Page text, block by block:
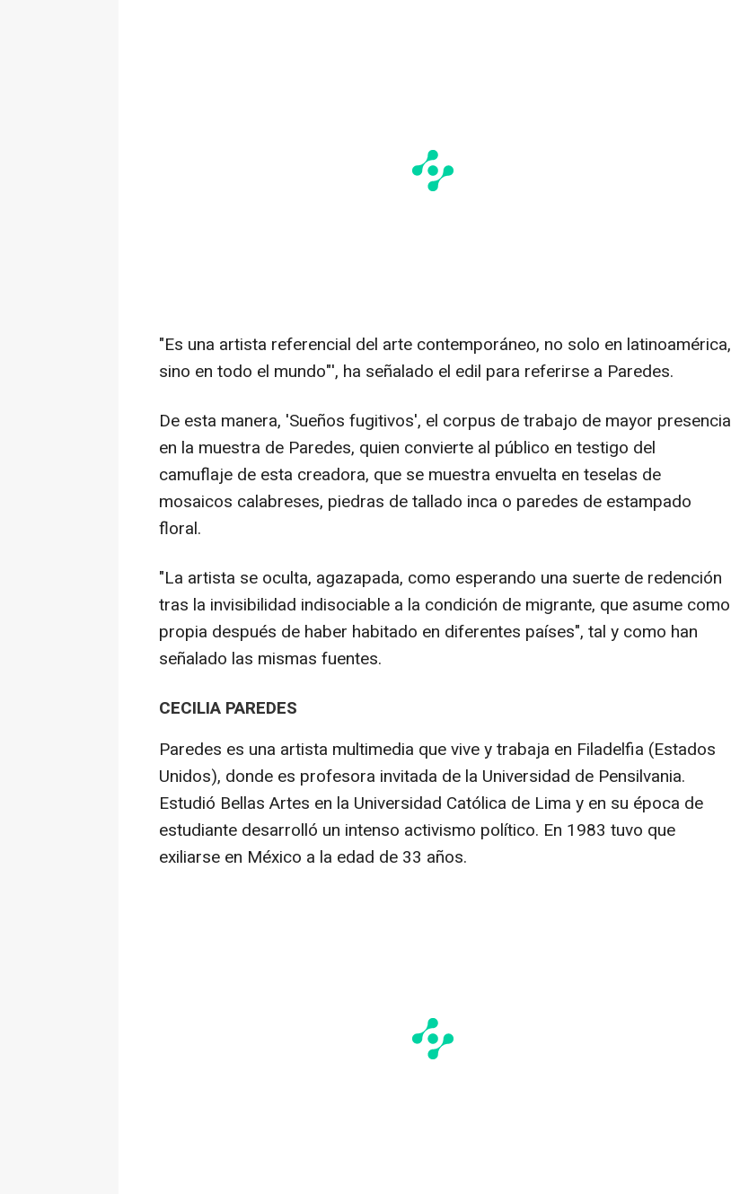
"Es una artista referencial del arte contemporáneo, no solo en latinoamérica,
sino en todo el mundo"', ha señalado el edil para referirse a Paredes.
De esta manera, 'Sueños fugitivos', el corpus de trabajo de mayor presencia
en la muestra de Paredes, quien convierte al público en testigo del
camuflaje de esta creadora, que se muestra envuelta en teselas de
mosaicos calabreses, piedras de tallado inca o paredes de estampado
floral.
"La artista se oculta, agazapada, como esperando una suerte de redención
tras la invisibilidad indisociable a la condición de migrante, que asume como
propia después de haber habitado en diferentes países", tal y como han
señalado las mismas fuentes.
CECILIA PAREDES
Paredes es una artista multimedia que vive y trabaja en Filadelfia (Estados
Unidos), donde es profesora invitada de la Universidad de Pensilvania.
Estudió Bellas Artes en la Universidad Católica de Lima y en su época de
estudiante desarrolló un intenso activismo político. En 1983 tuvo que
exiliarse en México a la edad de 33 años.